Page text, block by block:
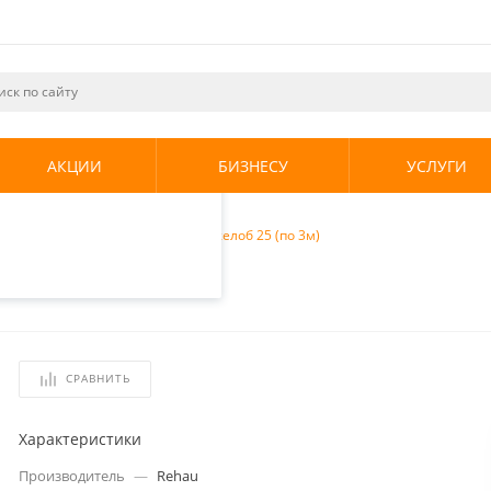
и
использования.
.
АКЦИИ БИЗНЕСУ УСЛУГИ
Rehau Фиксирующий желоб 25 (по 3м)
СРАВНИТЬ
Характеристики
Производитель — Rehau